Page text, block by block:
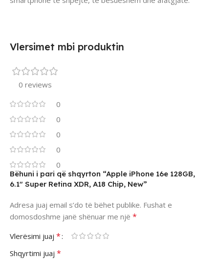
Vlersimet mbi produktin
0 reviews
0
0
0
0
0
Bëhuni i pari që shqyrton “Apple iPhone 16e 128GB,
6.1″ Super Retina XDR, A18 Chip, New”
Adresa juaj email s’do të bëhet publike. Fushat e
domosdoshme janë shënuar me një *
Vlerësimi juaj *
Shqyrtimi juaj *